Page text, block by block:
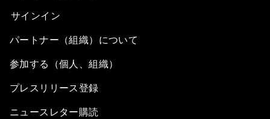
サインイン
パートナー（組織）について
参加する（個人、組織）
プレスリリース登録
ニュースレター購読